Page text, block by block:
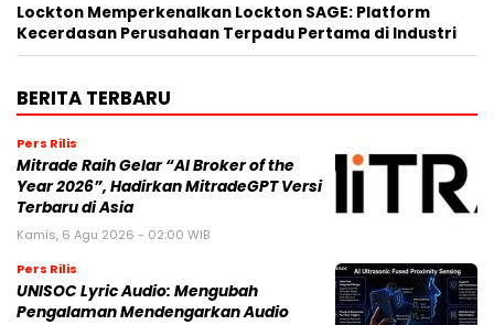
Lockton Memperkenalkan Lockton SAGE: Platform
Kecerdasan Perusahaan Terpadu Pertama di Industri
BERITA TERBARU
Pers Rilis
Mitrade Raih Gelar “AI Broker of the
Year 2026”, Hadirkan MitradeGPT Versi
Terbaru di Asia
Kamis, 6 Agu 2026 - 02:00 WIB
Pers Rilis
UNISOC Lyric Audio: Mengubah
Pengalaman Mendengarkan Audio